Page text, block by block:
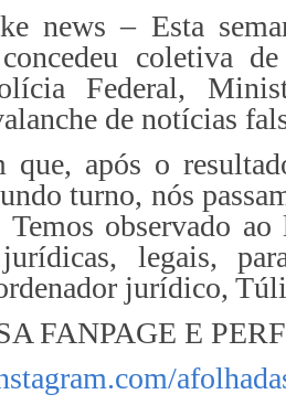
news – Esta
coletiva
Federal,
de notícias
que, após o
turno, nós
observado
legais,
jurídico,
FANPAGE E